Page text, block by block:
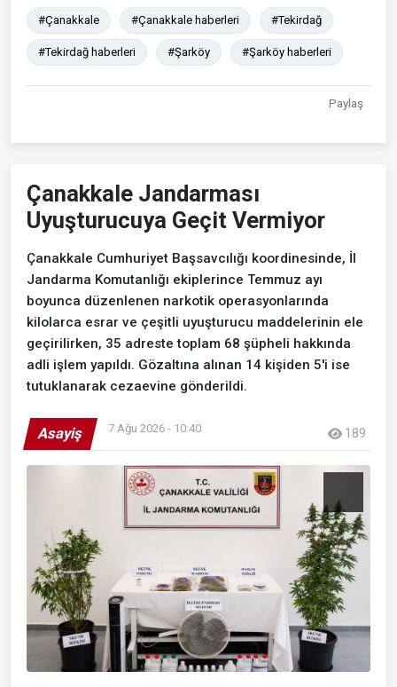
#Çanakkale #Çanakkale haberleri #Tekirdağ
#Tekirdağ haberleri #Şarköy #Şarköy haberleri
Paylaş
Çanakkale Jandarması
Uyuşturucuya Geçit Vermiyor
Çanakkale Cumhuriyet Başsavcılığı koordinesinde, İl
Jandarma Komutanlığı ekiplerince Temmuz ayı
boyunca düzenlenen narkotik operasyonlarında
kilolarca esrar ve çeşitli uyuşturucu maddelerinin ele
geçirilirken, 35 adreste toplam 68 şüpheli hakkında
adli işlem yapıldı. Gözaltına alınan 14 kişiden 5'i ise
tutuklanarak cezaevine gönderildi.
Asayiş 7 Ağu 2026 - 10:40 189